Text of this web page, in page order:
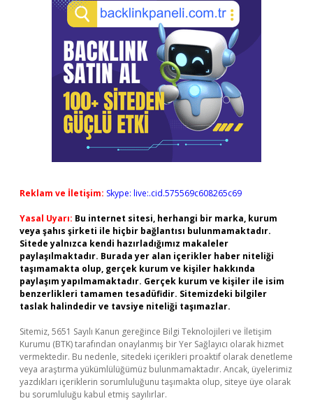
Reklam ve İletişim: Skype: live:.cid.575569c608265c69
Yasal Uyarı: Bu internet sitesi, herhangi bir marka, kurum
veya şahıs şirketi ile hiçbir bağlantısı bulunmamaktadır.
Sitede yalnızca kendi hazırladığımız makaleler
paylaşılmaktadır. Burada yer alan içerikler haber niteliği
taşımamakta olup, gerçek kurum ve kişiler hakkında
paylaşım yapılmamaktadır. Gerçek kurum ve kişiler ile isim
benzerlikleri tamamen tesadüfidir. Sitemizdeki bilgiler
taslak halindedir ve tavsiye niteliği taşımazlar.
Sitemiz, 5651 Sayılı Kanun gereğince Bilgi Teknolojileri ve İletişim
Kurumu (BTK) tarafından onaylanmış bir Yer Sağlayıcı olarak hizmet
vermektedir. Bu nedenle, sitedeki içerikleri proaktif olarak denetleme
veya araştırma yükümlülüğümüz bulunmamaktadır. Ancak, üyelerimiz
yazdıkları içeriklerin sorumluluğunu taşımakta olup, siteye üye olarak
bu sorumluluğu kabul etmiş sayılırlar.